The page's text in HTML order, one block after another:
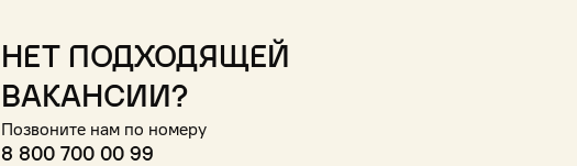
Нет подходящей
вакансии?
Позвоните нам по номеру
8 800 700 00 99